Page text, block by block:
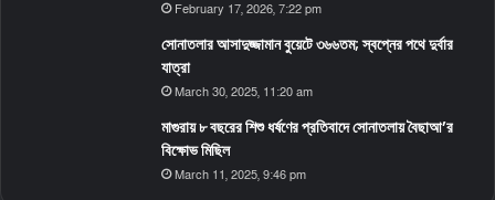
February 17, 2026, 7:22 pm
সোনাতলার আসাদুজ্জামান বুয়েটে ৩৬৬তম; স্বপ্নের পথে দুর্বার
যাত্রা
March 30, 2025, 11:20 am
মাগুরায় ৮ বছরের শিশু ধর্ষণের প্রতিবাদে সোনাতলায় বৈছাআ’র
বিক্ষোভ মিছিল
March 11, 2025, 9:46 pm